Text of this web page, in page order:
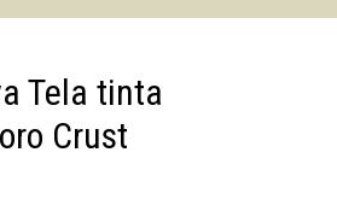
Tela tinta
Crust